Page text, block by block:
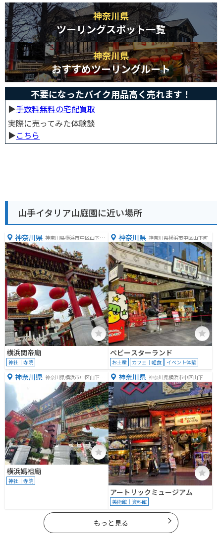
神奈川県
ツーリングスポット一覧
神奈川県
おすすめツーリングルート
不要になったバイク用品高く売れます！
▶︎手数料無料の宅配買取
実際に売ってみた体験談
▶︎こちら
山手イタリア山庭園に近い場所
神奈川県 神奈川県横浜市中区山下町
１４０
横浜関帝廟
神社｜寺院
神奈川県 神奈川県横浜市中区山下町
ベビースターランド
お土産 カフェ｜軽食 イベント体験
神奈川県 神奈川県横浜市中区山下町
１３６
横浜媽祖廟
神社｜寺院
神奈川県 神奈川県横浜市中区山下町
９７
アートリックミュージアム
美術館｜資料館
もっと見る